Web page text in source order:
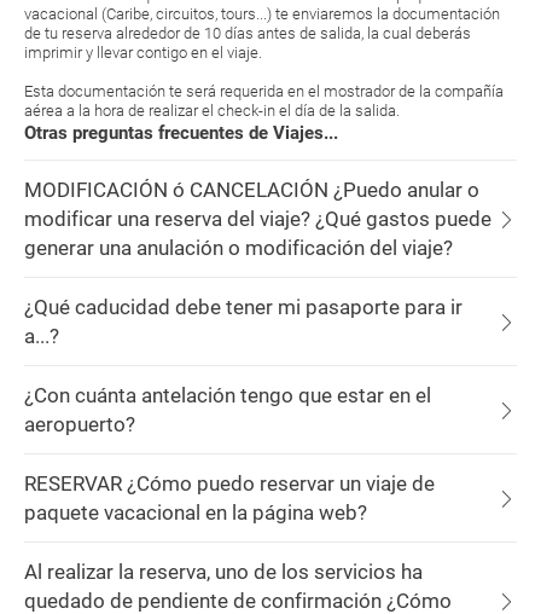
vacacional (Caribe, circuitos, tours...) te enviaremos la documentación
de tu reserva alrededor de 10 días antes de salida, la cual deberás
imprimir y llevar contigo en el viaje.
Esta documentación te será requerida en el mostrador de la compañía
aérea a la hora de realizar el check-in el día de la salida.
Otras preguntas frecuentes de Viajes...
MODIFICACIÓN ó CANCELACIÓN ¿Puedo anular o
modificar una reserva del viaje? ¿Qué gastos puede
generar una anulación o modificación del viaje?
¿Qué caducidad debe tener mi pasaporte para ir
a...?
¿Con cuánta antelación tengo que estar en el
aeropuerto?
RESERVAR ¿Cómo puedo reservar un viaje de
paquete vacacional en la página web?
Al realizar la reserva, uno de los servicios ha
quedado de pendiente de confirmación ¿Cómo